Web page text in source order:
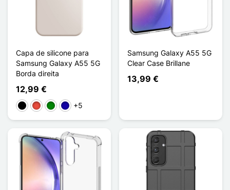
Capa de silicone para
Samsung Galaxy A55 5G
Borda direita
12,99 €
PretoVermelho
VerdeAzul Escuro
+5
Samsung Galaxy A55 5G
Clear Case Brillane
13,99 €